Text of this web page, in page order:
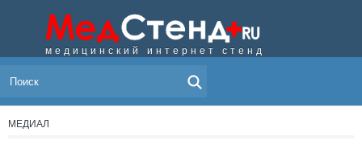
медицинский интернет стенд
МЕДИАЛ